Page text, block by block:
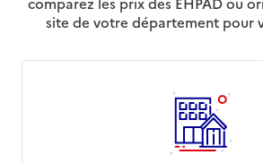
site de votre département pour